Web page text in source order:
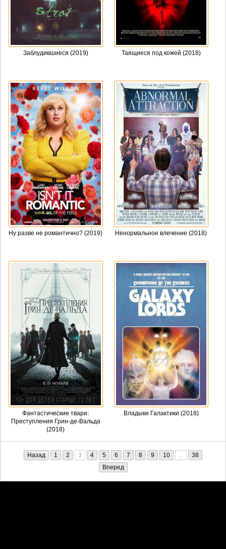
Заблудившиеся (2019) Таящиеся под кожей (2018)
Ну разве не романтично? (2019) Ненормальное влечение (2018)
Фантастические твари:
Преступления Грин-де-Вальда
(2018)
Владыки Галактики (2018)
Назад 1 2 3 4 5 6 7 8 9 10 ...
38
Вперед